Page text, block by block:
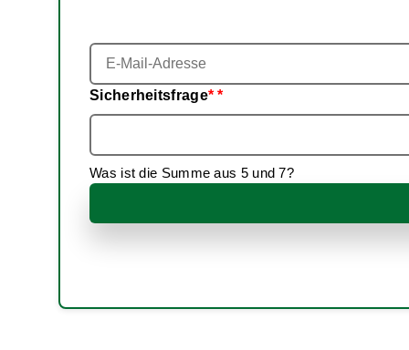
E-
Adresse
Pflichtfeld
Sicherheitsfrage*
Was ist die Summe aus 5 und 7?